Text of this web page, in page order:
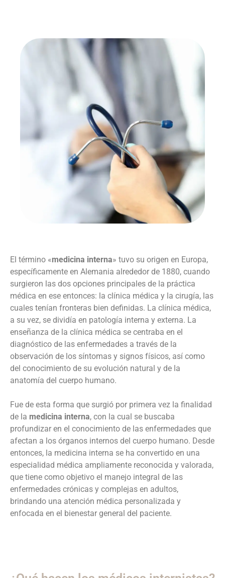
El término «medicina interna» tuvo su origen en Europa,
específicamente en Alemania alrededor de 1880, cuando
surgieron las dos opciones principales de la práctica
médica en ese entonces: la clínica médica y la cirugía, las
cuales tenían fronteras bien definidas. La clínica médica,
a su vez, se dividía en patología interna y externa. La
enseñanza de la clínica médica se centraba en el
diagnóstico de las enfermedades a través de la
observación de los síntomas y signos físicos, así como
del conocimiento de su evolución natural y de la
anatomía del cuerpo humano.
Fue de esta forma que surgió por primera vez la finalidad
de la medicina interna, con la cual se buscaba
profundizar en el conocimiento de las enfermedades que
afectan a los órganos internos del cuerpo humano. Desde
entonces, la medicina interna se ha convertido en una
especialidad médica ampliamente reconocida y valorada,
que tiene como objetivo el manejo integral de las
enfermedades crónicas y complejas en adultos,
brindando una atención médica personalizada y
enfocada en el bienestar general del paciente.